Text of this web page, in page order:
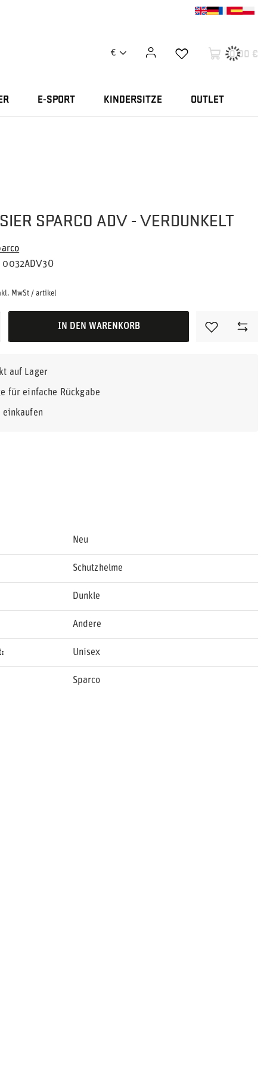
€ 0,00 €
E-SPORT KINDERSITZE OUTLET
SPARCO ADV - VERDUNKELT
0032ADV3O
MwSt /artikel
IN DEN WARENKORB
auf Lager
für einfache Rückgabe
einkaufen
Neu
Schutzhelme
Dunkle
Andere
Unisex
Sparco